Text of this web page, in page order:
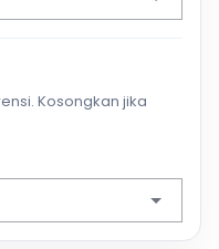
Kosongkan jika